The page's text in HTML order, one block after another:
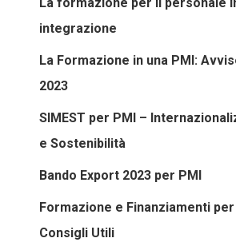
integrazione
La Formazione in una PMI:
2023
SIMEST per PMI –
e Sostenibilità
Bando Export 2023 per PMI
Formazione e Finanziamenti
Consigli Utili